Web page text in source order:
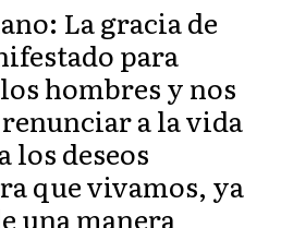
La gracia de
para
hombres y nos
renunciar a la vida
deseos
que vivamos, ya
una manera